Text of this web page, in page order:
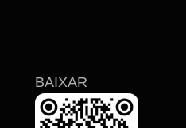
pelo poder — mantendo
contínua. A cada
BAIXAR